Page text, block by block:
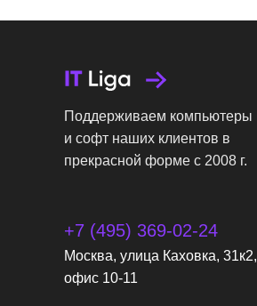
Поддерживаем компьютеры
и софт наших клиентов в
прекрасной форме с 2008 г.
+7 (495) 369-02-24
Москва, улица Каховка, 31к2,
офис 10-11